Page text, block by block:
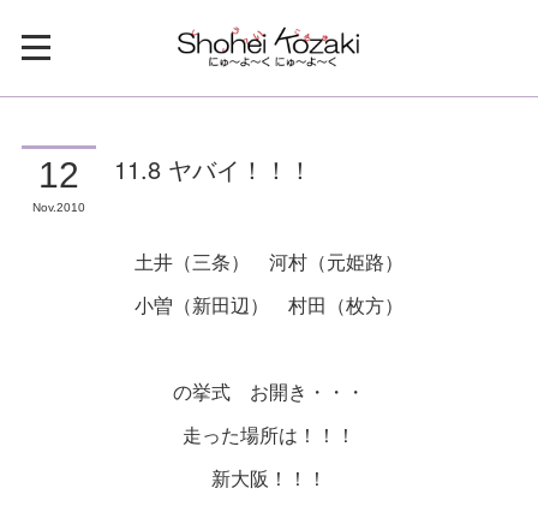
12
Nov 2010
11.8 ヤバイ！！！
土井（三条） 河村（元姫路）
小曽（新田辺） 村田（枚方）
の挙式 お開き・・・
走った場所は！！！
新大阪！！！